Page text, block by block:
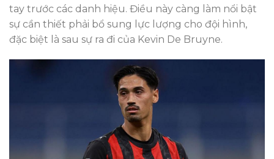
tay trước các danh hiệu. Điều này càng làm nổi bật
sự cần thiết phải bổ sung lực lượng cho đội hình,
đặc biệt là sau sự ra đi của Kevin De Bruyne.